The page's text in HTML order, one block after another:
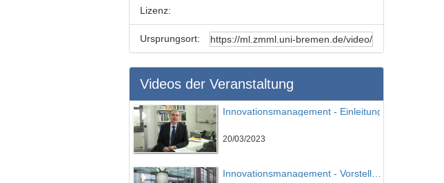
Lizenz:
Ursprungsort:
Videos der Veranstaltung
Innovationsmanagement - Einleitung
20/03/2023